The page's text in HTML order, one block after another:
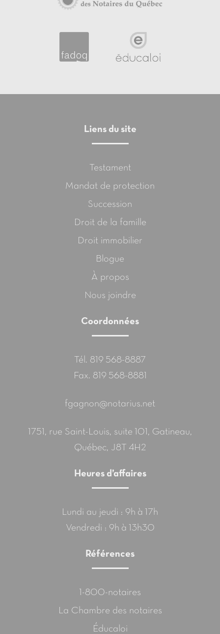
Liens du site
Testament
Mandat de protection
Succession
Droit de la famille
Droit immobilier
Blogue
À propos
Nous joindre
Coordonnées
Tél. 819 568-8887
Fax. 819 568-8881
fgagnon@notarius.net
1751, rue Saint-Louis, suite 101, Gatineau,
Québec, J8T 4H2
Heures d’affaires
Lundi au jeudi : 9h à 17h
Vendredi : 9h à 13h30
Références
1-800-notaires
La Chambre des notaires
Éducaloi